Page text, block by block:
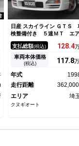
日産 スカイライン ＧＴＳ
検整備付き ５速ＭＴ エ
ン カロッツェリアＣＤプレ
ヤー
支払総額(税込) 128.4
車両本体価格
(税込) 117.8
年式
走行距離
エリア
埼
クヌギオート